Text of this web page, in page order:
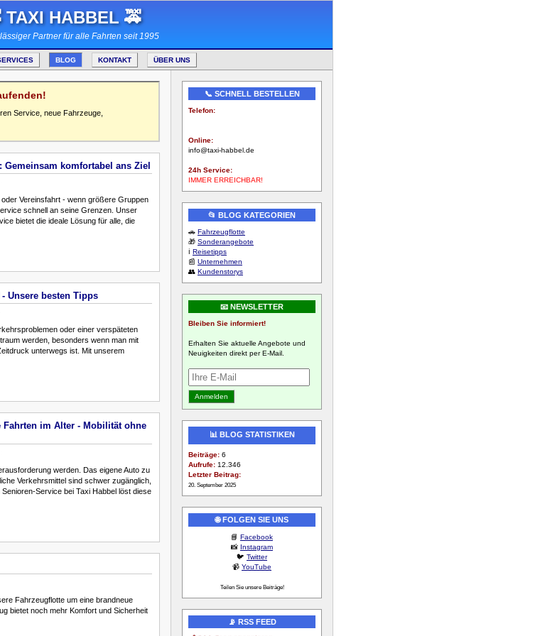
TAXI HABBEL 🚕
Partner für alle Fahrten seit 1995
BLOG KONTAKT ÜBER UNS
Service, neue Fahrzeuge,
komfortabel ans Ziel
Vereinsfahrt - wenn größere Gruppen
schnell an seine Grenzen. Unser
bietet die ideale Lösung für alle, die
Unsere besten Tipps
oder einer verspäteten
werden, besonders wenn man mit
unterwegs ist. Mit unserem
im Alter - Mobilität ohne
werden. Das eigene Auto zu
Verkehrsmittel sind schwer zugänglich,
Service bei Taxi Habbel löst diese
Fahrzeugflotte um eine brandneue
bietet noch mehr Komfort und Sicherheit
📞 SCHNELL BESTELLEN
Telefon:
Online:
info@taxi-habbel.de
24h Service:
IMMER ERREICHBAR!
📂 BLOG KATEGORIEN
🚗 Fahrzeugflotte
🎁 Sonderangebote
ℹ️ Reisetipps
📰 Unternehmen
👥 Kundenstorys
📧 NEWSLETTER
Bleiben Sie informiert!
Erhalten Sie aktuelle Angebote und
Neuigkeiten direkt per E-Mail.
📊 BLOG STATISTIKEN
Beiträge: 6
Aufrufe: 12.346
Letzter Beitrag:
20. September 2025
🌐 FOLGEN SIE UNS
📘 Facebook
📸 Instagram
🐦 Twitter
📹 YouTube
Teilen Sie unsere Beiträge!
📡 RSS FEED